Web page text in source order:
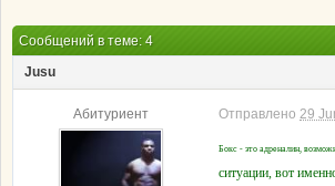
Сообщений в теме: 4
Jusu
Абитуриент Отправлено 29
Бокс - это адреналин,
ситуации, вот